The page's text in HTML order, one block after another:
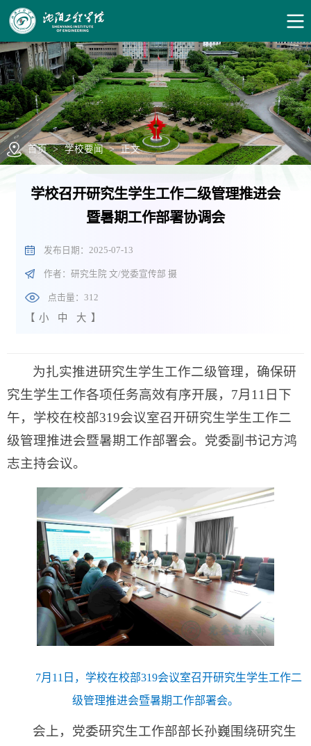
首页 > 学校要闻 > 正文
学校召开研究生学生工作二级管理推进会
暨暑期工作部署协调会
发布日期：2025-07-13
作者：研究生院 文/党委宣传部 摄
点击量：312
【 小 中 大 】
为扎实推进研究生学生工作二级管理，确保研
究生学生工作各项任务高效有序开展，7月11日下
午，学校在校部319会议室召开研究生学生工作二
级管理推进会暨暑期工作部署会。党委副书记方鸿
志主持会议。
7月11日，学校在校部319会议室召开研究生学生工作二
级管理推进会暨暑期工作部署会。
会上，党委研究生工作部部长孙巍围绕研究生